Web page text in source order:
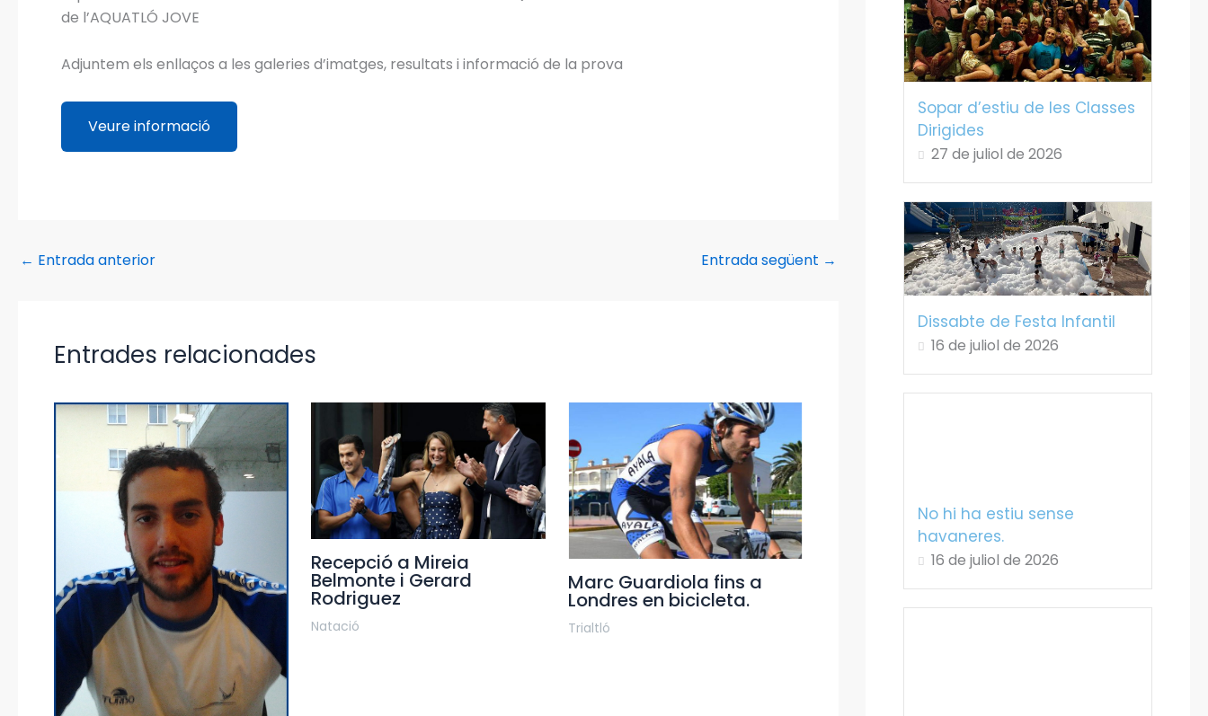
de l’AQUATLÓ JOVE
Adjuntem els enllaços a les galeries d’imatges, resultats i informació de la prova
Veure informació
← Entrada anterior Entrada següent →
Entrades relacionades
Recepció a Mireia
Belmonte i Gerard
Rodriguez
Natació
Marc Guardiola fins a
Londres en bicicleta.
Trialtló
Sopar d’estiu de les Classes
Dirigides
27 de juliol de 2026
Dissabte de Festa Infantil
16 de juliol de 2026
No hi ha estiu sense
havaneres.
16 de juliol de 2026